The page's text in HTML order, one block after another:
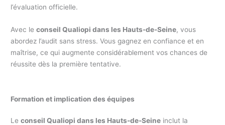
l’évaluation officielle.
Avec leconseil Qualiopi dans les Hauts-de-Seine, vous
abordez l’audit sans stress. Vous gagnez en confiance et en
maîtrise, ce qui augmente considérablement vos chances de
réussite dès la première tentative.
Formation et implication des équipes
Leconseil Qualiopi dans les Hauts-de-Seine inclut la